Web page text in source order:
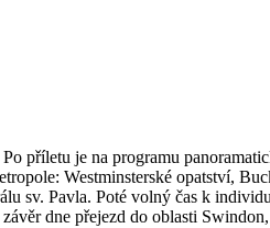
příletu je na programu
Westminsterské opatství,
sv. Pavla. Poté volný čas k
dne přejezd do oblasti